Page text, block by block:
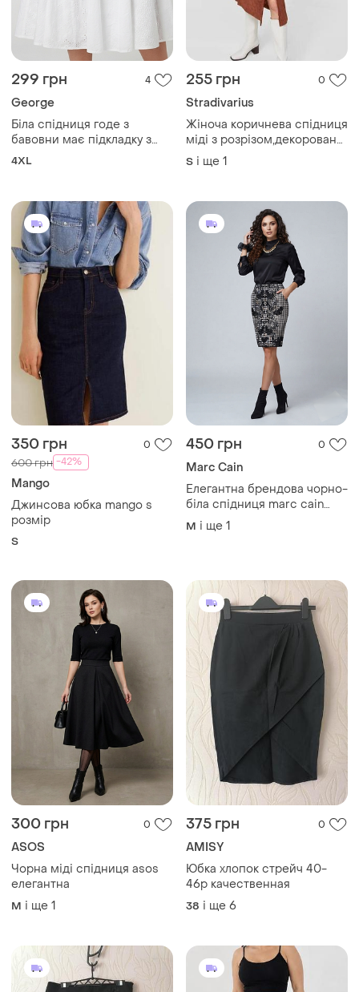
299 грн 4
George
Біла спідниця гoде з
бавовни має підкладку з
тоненького батисту розмір
4XL
255 грн 0
Stradivarius
Жіноча коричнева спідниця
міді з розрізом,декорована
гудзиками
S і ще 1
350 грн 0
600 грн -42%
Mango
Джинсова юбка mango s
розмір
S
450 грн 0
Marc Cain
Елегантна брендова чорно-
біла спідниця marc cain
розмір м л
M і ще 1
300 грн 0
ASOS
Чорна міді спідниця asos
елегантна
M і ще 1
375 грн 0
AMISY
Юбка хлопок стрейч 40-
46р качественная
38 і ще 6